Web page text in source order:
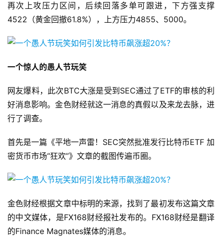
再次上攻压力区间，后续回落多单可跟进，下方强支撑
4522（黄金回撤61.8%），上方压力4855、5000。
一个惊人的愚人节玩笑
网友爆料，此次BTC大涨是受到SEC通过了ETF的审核的利
好消息影响。金色财经就这一消息的真假以及来龙去脉，进
行了调查。
首先是一篇《平地一声雷！SEC突然批准发行比特币ETF 加
密货币市场“狂欢”》文章的截图传遍币圈。
金色财经根据文章中标明的来源，找到了最初发布这篇文章
的中文媒体，是FX168财经报社发布的。FX168财经是翻译
的Finance Magnates媒体的消息。